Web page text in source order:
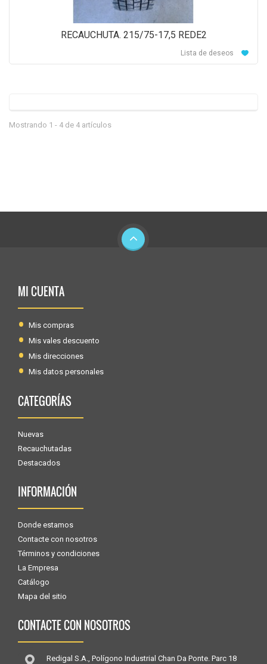
RECAUCHUTA. 215/75-17,5 REDE2
Lista de deseos
Mostrando 1 - 4 de 4 artículos
MI CUENTA
Mis compras
Mis vales descuento
Mis direcciones
Mis datos personales
CATEGORÍAS
Nuevas
Recauchutadas
Destacados
INFORMACIÓN
Donde estamos
Contacte con nosotros
Términos y condiciones
La Empresa
Catálogo
Mapa del sitio
CONTACTE CON NOSOTROS
Redigal S.A., Polígono Industrial Chan Da Ponte. Parc 18